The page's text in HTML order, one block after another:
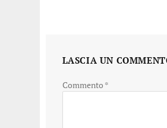
LASCIA UN
Commento *